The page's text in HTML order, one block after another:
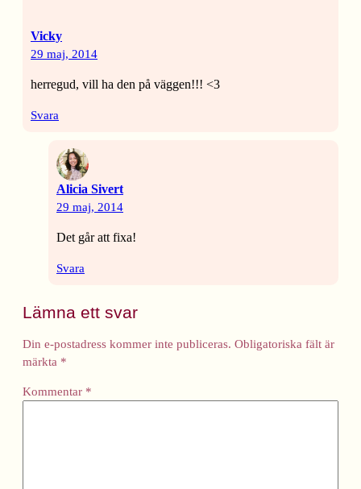
Vicky
29 maj, 2014
herregud, vill ha den på väggen!!! <3
Svara
Alicia Sivert
29 maj, 2014
Det går att fixa!
Svara
Lämna ett svar
Din e-postadress kommer inte publiceras. Obligatoriska fält är
märkta *
Kommentar *